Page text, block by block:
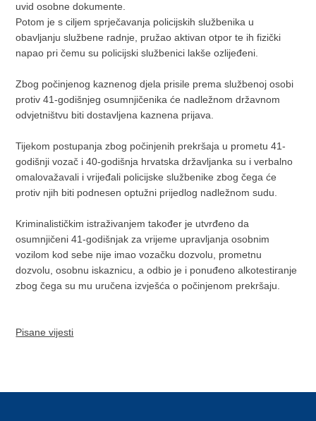
uvid osobne dokumente.
Potom je s ciljem sprječavanja policijskih službenika u
obavljanju službene radnje, pružao aktivan otpor te ih fizički
napao pri čemu su policijski službenici lakše ozlijeđeni.
Zbog počinjenog kaznenog djela prisile prema službenoj osobi
protiv 41-godišnjeg osumnjičenika će nadležnom državnom
odvjetništvu biti dostavljena kaznena prijava.
Tijekom postupanja zbog počinjenih prekršaja u prometu 41-
godišnji vozač i 40-godišnja hrvatska državljanka su i verbalno
omalovažavali i vrijeđali policijske službenike zbog čega će
protiv njih biti podnesen optužni prijedlog nadležnom sudu.
Kriminalističkim istraživanjem također je utvrđeno da
osumnjičeni 41-godišnjak za vrijeme upravljanja osobnim
vozilom kod sebe nije imao vozačku dozvolu, prometnu
dozvolu, osobnu iskaznicu, a odbio je i ponuđeno alkotestiranje
zbog čega su mu uručena izvješća o počinjenom prekršaju.
Pisane vijesti